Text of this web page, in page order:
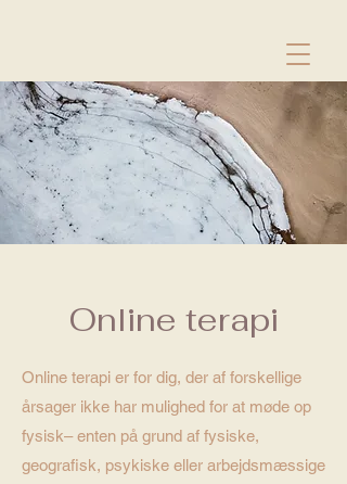
Online terapi
Online terapi er for dig, der af forskellige
årsager ikke har mulighed for at møde op
fysisk– enten på grund af fysiske,
geografisk, psykiske eller arbejdsmæssige